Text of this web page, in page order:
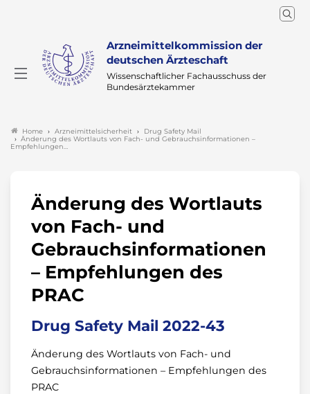
Arzneimittelkommission der
deutschen Ärzteschaft
Wissenschaftlicher Fachausschuss der
Bundesärztekammer
Home Arzneimittelsicherheit
Drug Safety Mail
Änderung des Wortlauts von Fach- und Gebrauchsinformationen –
Empfehlungen…
Änderung des Wortlauts
von Fach- und
Gebrauchsinformationen
– Empfehlungen des
PRAC
Drug Safety Mail 2022-43
Änderung des Wortlauts von Fach- und
Gebrauchsinformationen – Empfehlungen des
PRAC